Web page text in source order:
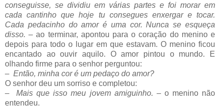
conseguisse, se dividiu em várias partes e foi morar em
cada cantinho que hoje tu consegues enxergar e tocar.
Cada pedacinho do amor é uma cor. Nunca se esqueça
disso. –ao terminar, apontou para o coração do menino e
depois para todo o lugar em que estavam. O menino ficou
encantado ao ouvir aquilo. O amor pintou o mundo. E
olhando firme para o senhor perguntou:
– Então, minha cor é um pedaço do amor?
O senhor deu um sorriso e completou:
–
Mais que isso meu jovem amiguinho. – o menino não
entendeu.